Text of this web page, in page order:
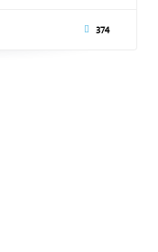
374